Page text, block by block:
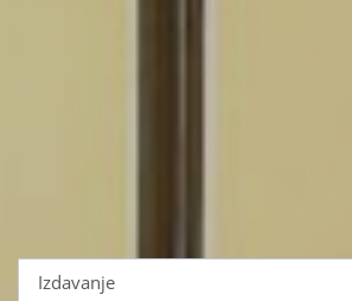
Izdavanje